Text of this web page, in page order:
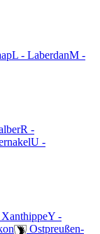
L - LaberdanM -
R -
U -
Y -
️ Ostpreußen-